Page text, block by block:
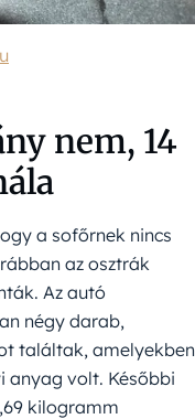
nem, 14
a sofőrnek nincs
az osztrák
Az autó
négy darab,
találtak, amelyekben
anyag volt. Későbbi
kilogramm